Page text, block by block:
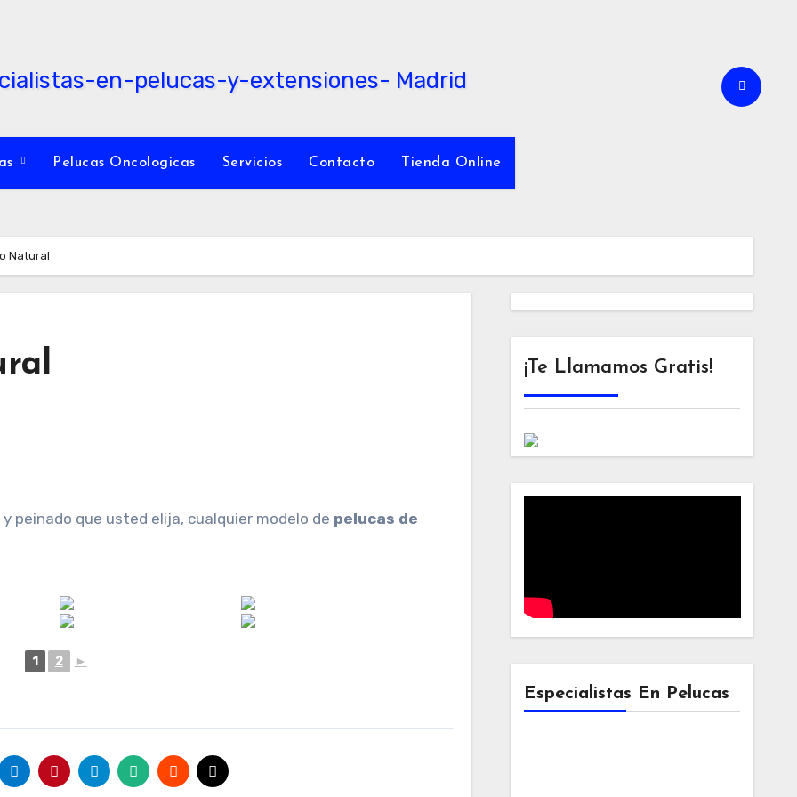
Pelucas Oncologicas Servicios Contacto Tienda Online
Natural
peinado que usted elija, cualquier modelo de pelucas de
1 2 ►
¡Te Llamamos Gratis!
Especialistas En Pelucas